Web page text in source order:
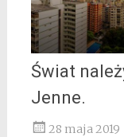
Świat
Jenne.
28 maja 2019